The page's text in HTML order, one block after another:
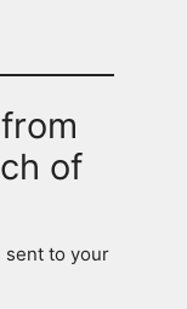
of
sent to your